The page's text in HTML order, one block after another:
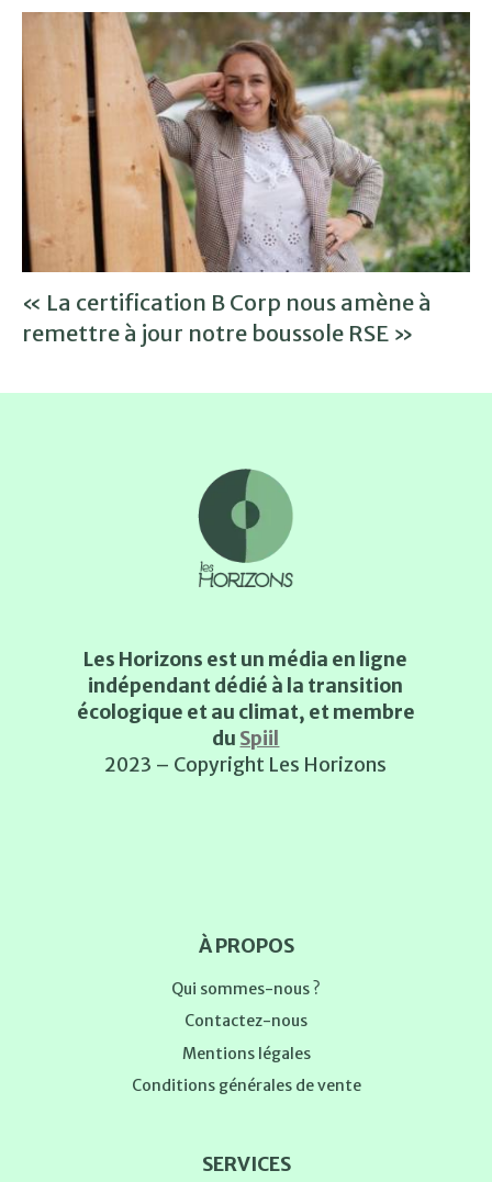
« La certification B Corp nous amène à
remettre à jour notre boussole RSE »
Les Horizons est un média en ligne
indépendant dédié à la transition
écologique et au climat, et membre
du Spiil
2023 – Copyright Les Horizons
À PROPOS
Qui sommes-nous ?
Contactez-nous
Mentions légales
Conditions générales de vente
SERVICES